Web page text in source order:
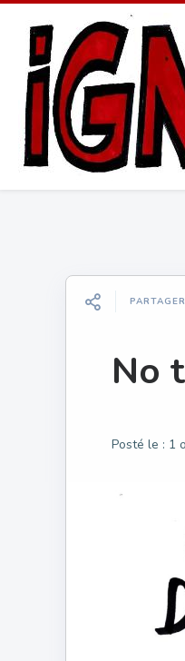
PARTAGER
No
Posté le : 1